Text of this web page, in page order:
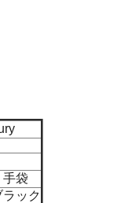
手袋
ック